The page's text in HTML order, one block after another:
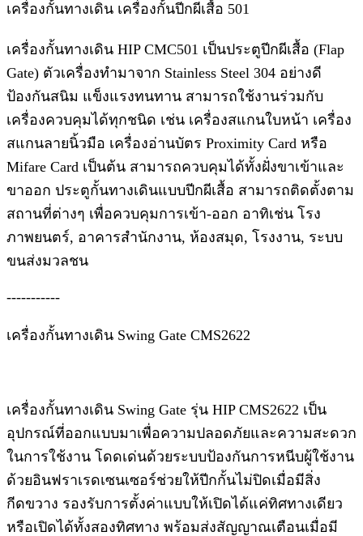
เครื่องกั้นทางเดิน เครื่องกั้นปีกผีเสื้อ 501
เครื่องกั้นทางเดิน HIP CMC501 เป็นประตูปีกผีเสื้อ (Flap
Gate) ตัวเครื่องทำมาจาก Stainless Steel 304 อย่างดี
ป้องกันสนิม แข็งแรงทนทาน สามารถใช้งานร่วมกับ
เครื่องควบคุมได้ทุกชนิด เช่น เครื่องสแกนใบหน้า เครื่อง
สแกนลายนิ้วมือ เครื่องอ่านบัตร Proximity Card หรือ
Mifare Card เป็นต้น สามารถควบคุมได้ทั้งฝั่งขาเข้าและ
ขาออก ประตูกั้นทางเดินแบบปีกผีเสื้อ สามารถติดตั้งตาม
สถานที่ต่างๆ เพื่อควบคุมการเข้า-ออก อาทิเช่น โรง
ภาพยนตร์, อาคารสำนักงาน, ห้องสมุด, โรงงาน, ระบบ
ขนส่งมวลชน
-----------
เครื่องกั้นทางเดิน Swing Gate CMS2622
เครื่องกั้นทางเดิน Swing Gate รุ่น HIP CMS2622 เป็น
อุปกรณ์ที่ออกแบบมาเพื่อความปลอดภัยและความสะดวก
ในการใช้งาน โดดเด่นด้วยระบบป้องกันการหนีบผู้ใช้งาน
ด้วยอินฟราเรดเซนเซอร์ช่วยให้ปีกกั้นไม่ปิดเมื่อมีสิ่ง
กีดขวาง รองรับการตั้งค่าแบบให้เปิดได้แค่ทิศทางเดียว
หรือเปิดได้ทั้งสองทิศทาง พร้อมส่งสัญญาณเตือนเมื่อมี